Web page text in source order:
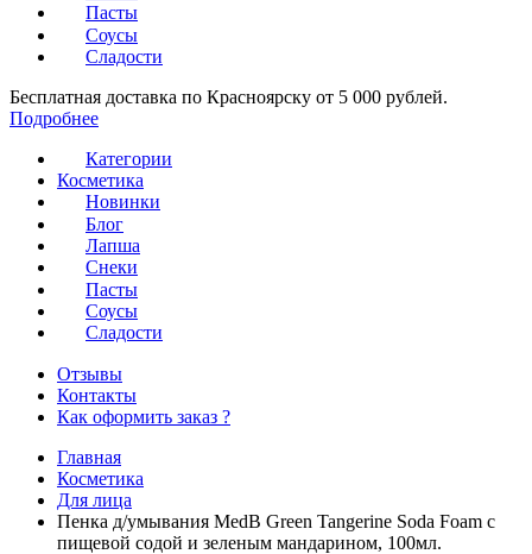
Пасты
Соусы
Сладости
Бесплатная доставка по Красноярску от 5 000 рублей.
Подробнее
Категории
Косметика
Новинки
Блог
Лапша
Снеки
Пасты
Соусы
Сладости
Отзывы
Контакты
Как оформить заказ ?
Главная
Косметика
Для лица
Пенка д/умывания MedB Green Tangerine Soda Foam с
пищевой содой и зеленым мандарином, 100мл.